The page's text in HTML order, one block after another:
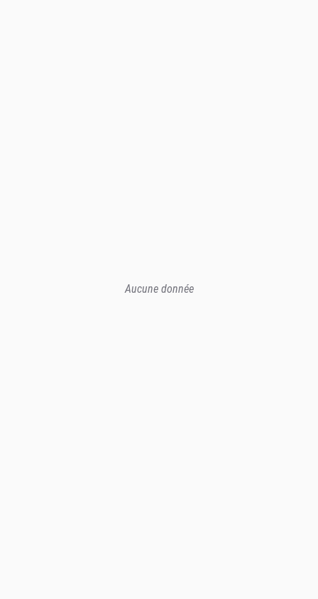
Aucune donnée